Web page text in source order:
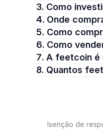
3. Como
4. Onde
5. Como
6. Como
7. A feetcoin
8. Quantos
Isenção de